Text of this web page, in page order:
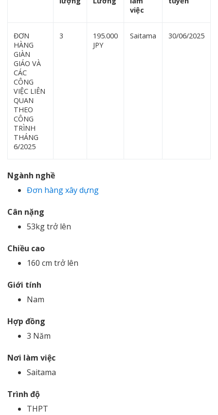
việc
ĐƠN
HÀNG
GIÀN
GIÁO VÀ
CÁC
CÔNG
VIỆC LIÊN
QUAN
THEO
CÔNG
TRÌNH
THÁNG
6/2025
3
195.000
JPY
Saitama 30/06/2025
Ngành nghề
Đơn hàng xây dựng
Cân nặng
53kg trở lên
Chiều cao
160 cm trở lên
Giới tính
Nam
Hợp đồng
3 Năm
Nơi làm việc
Saitama
Trình độ
THPT